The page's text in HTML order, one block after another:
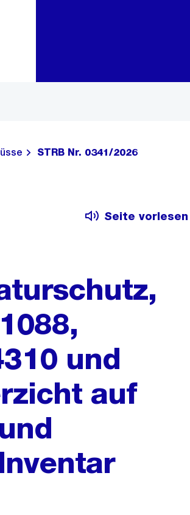
STRB Nr. 0341/2026
Seite vorlesen
und
auf